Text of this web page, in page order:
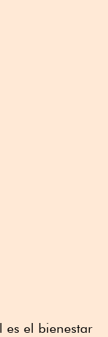
es el bienestar